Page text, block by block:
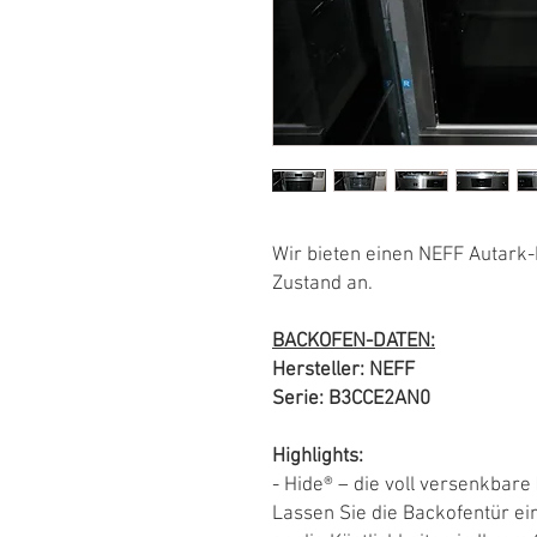
Wir bieten einen NEFF
Zustand an.
BACKOFEN-DATEN:
Hersteller: NEFF
Serie: B3CCE2AN0
Highlights:
- Hide® – die voll versenkbare
Lassen Sie die Backofentür